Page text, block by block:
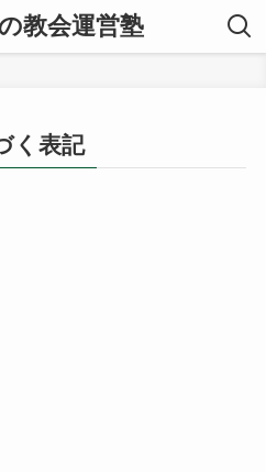
教会運営塾
く表記